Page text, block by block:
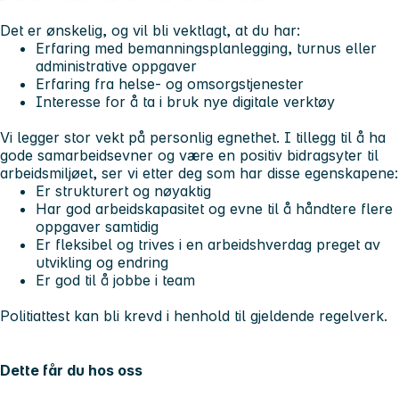
Det er ønskelig, og vil bli vektlagt, at du har:
Erfaring med bemanningsplanlegging, turnus eller
administrative oppgaver
Erfaring fra helse- og omsorgstjenester
Interesse for å ta i bruk nye digitale verktøy
Vi legger stor vekt på personlig egnethet. I tillegg til å ha
gode samarbeidsevner og være en positiv bidragsyter til
arbeidsmiljøet, ser vi etter deg som har disse egenskapene:
Er strukturert og nøyaktig
Har god arbeidskapasitet og evne til å håndtere flere
oppgaver samtidig
Er fleksibel og trives i en arbeidshverdag preget av
utvikling og endring
Er god til å jobbe i team
Politiattest kan bli krevd i henhold til gjeldende regelverk.
Dette får du hos oss